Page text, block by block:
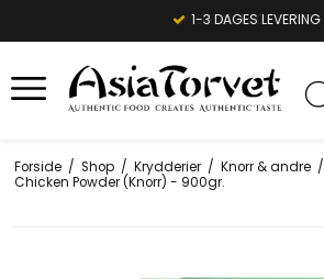
1-3 DAGES LEVERING
Forside / Shop / Krydderier / Knorr & andre /
Chicken Powder (Knorr) - 900gr.